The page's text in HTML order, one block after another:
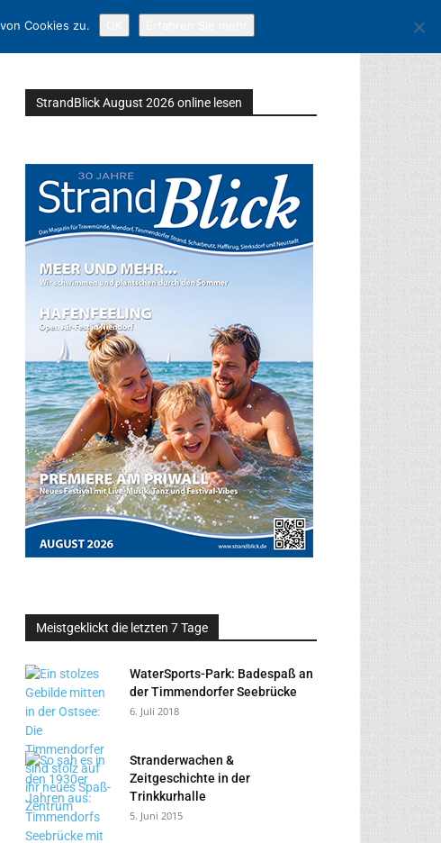
StrandBlick August 2026 online lesen
Meistgeklickt die letzten 7 Tage
WaterSports-Park: Badespaß an
der Timmendorfer Seebrücke
6. Juli 2018
Stranderwachen &
Zeitgeschichte in der
Trinkkurhalle
5. Juni 2015
Cookies zu.